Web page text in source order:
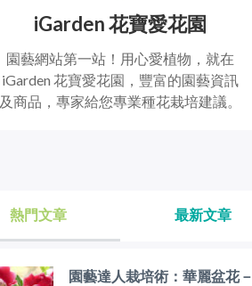
iGarden 花寶愛花園
園藝網站第一站！用心愛植物，就在
iGarden 花寶愛花園，豐富的園藝資訊
及商品，專家給您專業種花栽培建議。
熱門文章 最新文章
園藝達人栽培術：華麗盆花－